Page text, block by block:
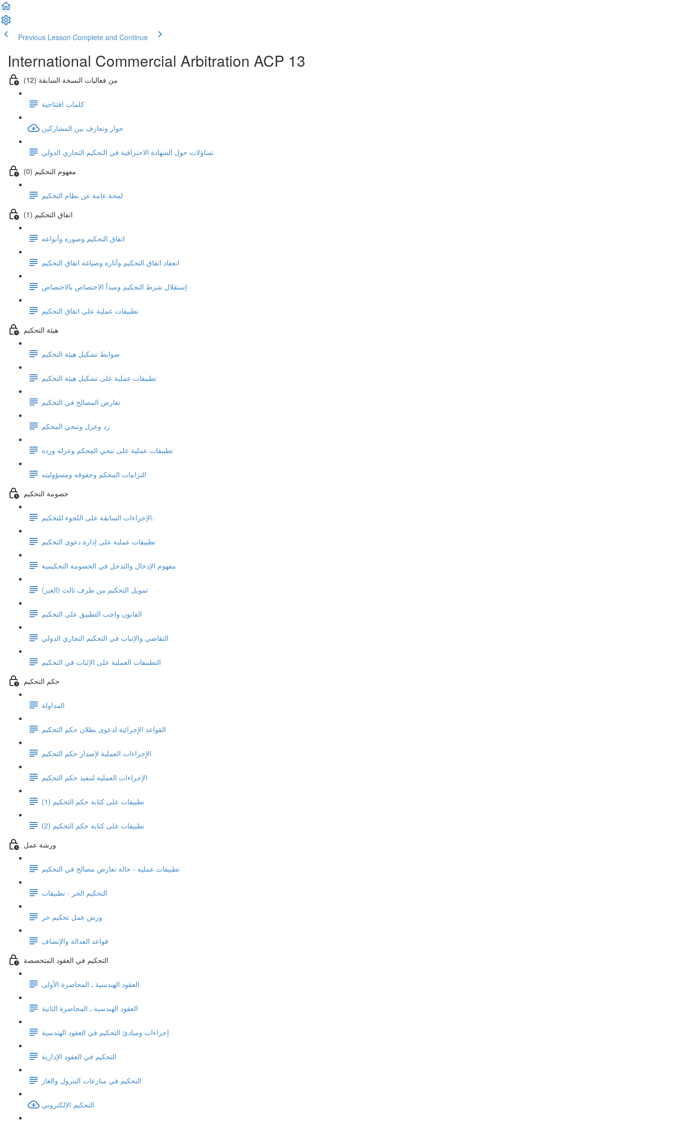
Previous Lesson Complete and Continue
International Commercial Arbitration ACP 13
من فعاليات النسخة السابقة (12)
كلمات افتتاحية
حوار وتعارف بين المشاركين
تساؤلات حول الشهادة الاحترافية في التحكيم التجاري الدولي
(0) مفهوم التحكيم
لمحة عامة عن نظام التحكيم
(1) اتفاق التحكيم
اتفاق التحكيم وصوره وأنواعه
انعقاد اتفاق التحكيم وآثاره وصياغة اتفاق التحكيم
إستقلال شرط التحكيم ومبدأ الاختصاص بالاختصاص
تطبيقات عملية على اتفاق التحكيم
هيئة التحكيم
ضوابط تشكيل هيئة التحكيم
تطبيقات عملية على تشكيل هيئة التحكيم
تعارض المصالح في التحكيم
رد وعزل وتنحي المحكم
تطبيقات عملية على تنحي المحكم وعزله ورده
التزامات المحكم وحقوقه ومسؤوليته
خصومة التحكيم
الإجراءات السابقة على اللجوء للتحكيم.
تطبيقات عملية على إدارة دعوى التحكيم
مفهوم الإدخال والتدخل في الخصومة التحكيمية
تمويل التحكيم من طرف ثالث (الغير)
القانون واجب التطبيق على التحكيم
التقاضي والإثبات في التحكيم التجاري الدولي
التطبيقات العملية على الإثبات في التحكيم
حكم التحكيم
المداولة
القواعد الإجرائية لدعوى بطلان حكم التحكيم
الإجراءات العملية لإصدار حكم التحكيم
الإجراءات العملية لتنفيذ حكم التحكيم
تطبيقات على كتابة حكم التحكيم (1)
تطبيقات على كتابة حكم التحكيم (2)
ورشة عمل
تطبيقات عملية - حالة تعارض مصالح في التحكيم
التحكيم الحر - تطبيقات
ورش عمل تحكيم حر
قواعد العدالة والإنصاف
التحكيم في العقود المتخصصة
العقود الهندسية ـ المحاضرة الأولى
العقود الهندسية ـ المحاضرة الثانية
إجراءات ومبادئ التحكيم في العقود الهندسية
التحكيم في العقود الإدارية
التحكيم في منازعات البترول والغاز
التحكيم الإلكتروني